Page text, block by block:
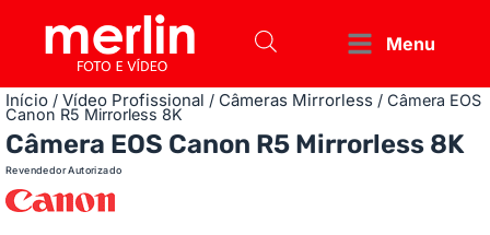
Menu
Início / Vídeo Profissional / Câmeras Mirrorless / Câmera EOS
Canon R5 Mirrorless 8K
Câmera EOS Canon R5 Mirrorless 8K
Revendedor Autorizado